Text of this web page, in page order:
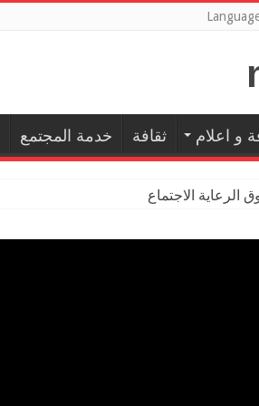
و اعلام ثقافة خدمة المجتمع
الرعاية الاجتماعية للمعلمين ب